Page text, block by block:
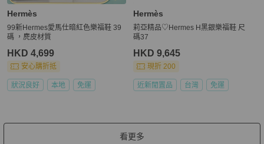
Hermès
99新Hermes愛馬仕暗紅色樂福鞋 39
碼 ，麂皮材質
HKD 4,699
安心購折抵
狀況良好 本地 免運
Hermès
莉亞精品♡Hermes H黑銀樂福鞋 尺
碼37
HKD 9,645
現折 200
近新閒置品 台灣 免運
看更多